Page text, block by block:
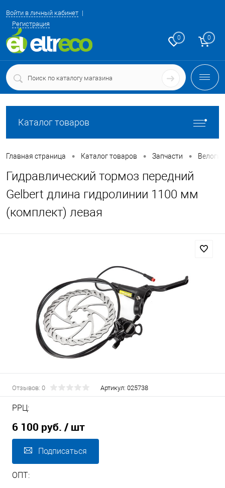
Войти в личный кабинет
Регистрация
0 0
Каталог товаров
Главная страница • Каталог товаров • Запчасти •
Гидравлический тормоз передний
Gelbert длина гидролинии 1100 мм
(комплект) левая
Отзывов: 0 Артикул: 025738
РРЦ:
6 100 руб. / шт
Подписаться
ОПТ: